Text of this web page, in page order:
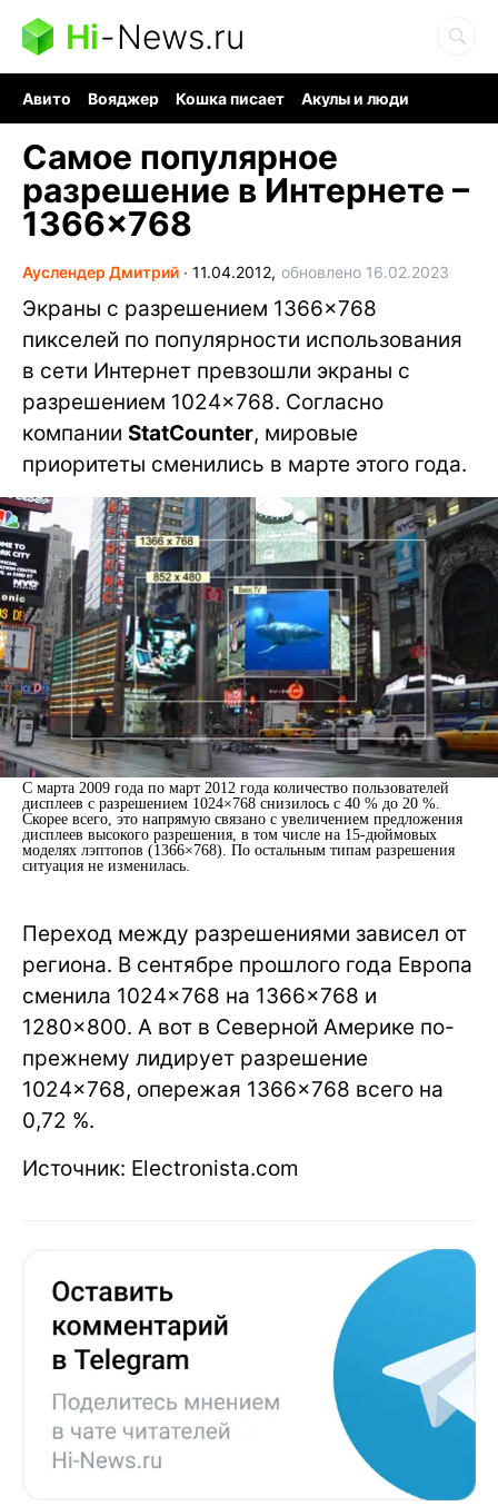
Hi-News.ru
Авито Вояджер Кошка писает
Акулы и люди
Самое популярное
разрешение в Интернете –
1366×768
Ауслендер Дмитрий ∙ 11.04.2012, обновлено 16.02.2023
Экраны с разрешением 1366×768
пикселей по популярности использования
в сети Интернет превзошли экраны с
разрешением 1024×768. Согласно
компании StatCounter, мировые
приоритеты сменились в марте этого года.
С марта 2009 года по март 2012 года количество пользователей
дисплеев с разрешением 1024×768 снизилось с 40 % до 20 %.
Скорее всего, это напрямую связано с увеличением предложения
дисплеев высокого разрешения, в том числе на 15-дюймовых
моделях лэптопов (1366×768). По остальным типам разрешения
ситуация не изменилась.
Переход между разрешениями зависел от
региона. В сентябре прошлого года Европа
сменила 1024×768 на 1366×768 и
1280×800. А вот в Северной Америке по-
прежнему лидирует разрешение
1024×768, опережая 1366×768 всего на
0,72 %.
Источник: Electronista.com